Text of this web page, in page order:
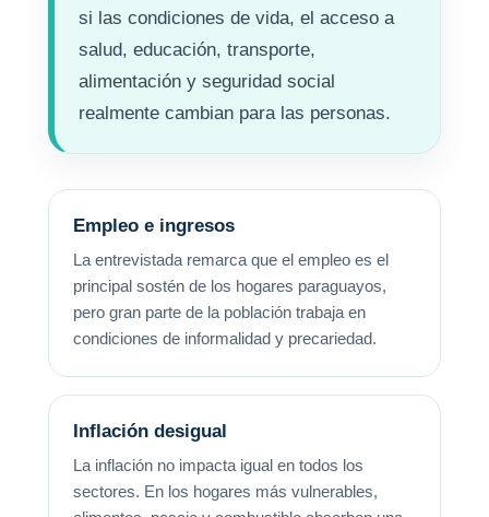
si las condiciones de vida, el acceso a
salud, educación, transporte,
alimentación y seguridad social
realmente cambian para las personas.
Empleo e ingresos
La entrevistada remarca que el empleo es el
principal sostén de los hogares paraguayos,
pero gran parte de la población trabaja en
condiciones de informalidad y precariedad.
Inflación desigual
La inflación no impacta igual en todos los
sectores. En los hogares más vulnerables,